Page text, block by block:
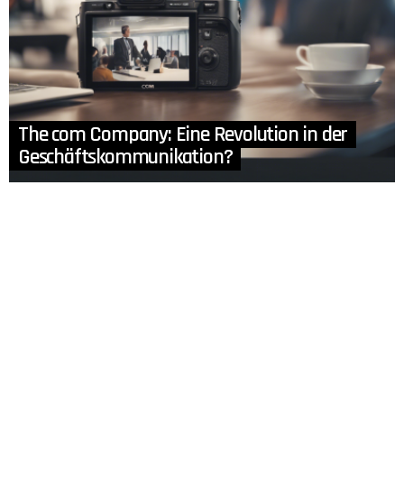
The com Company: Eine Revolution in der
Geschäftskommunikation?